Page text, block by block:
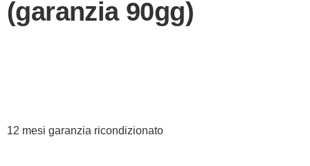
(garanzia 90gg)
12 mesi garanzia ricondizionato